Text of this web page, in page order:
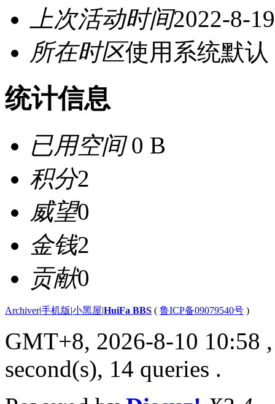
上次活动时间2022-8-
所在时区使用系统默认
统计信息
已用空间0 B
积分2
威望0
金钱2
贡献0
Archiver|手机版|小黑屋|HuiFa BBS ( 鲁ICP备09079540号 )
GMT+8, 2026-8-10 10:58
second(s), 14 queries .